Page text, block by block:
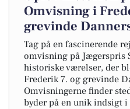
Omvisning i
grevinde
Tag på en fascinerende
omvisning på Jægerspris
historiske værelser, der
Frederik 7. og grevinde
Omvisningerne finder
byder på en unik indsigt